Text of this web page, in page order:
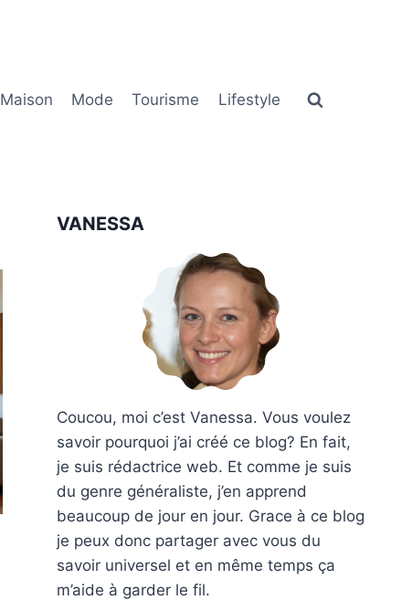
Maison Mode Tourisme Lifestyle
VANESSA
Coucou, moi c’est Vanessa. Vous voulez
savoir pourquoi j’ai créé ce blog? En fait,
je suis rédactrice web. Et comme je suis
du genre généraliste, j’en apprend
beaucoup de jour en jour. Grace à ce blog
je peux donc partager avec vous du
savoir universel et en même temps ça
m’aide à garder le fil.